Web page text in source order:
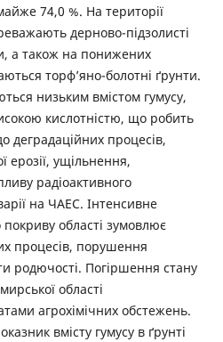
74,0 %. На території
дерново-підзолисті
а також на понижених
торф’яно-болотні ґрунти.
низьким вмістом гумусу,
кислотністю, що робить
деградаційних процесів,
ерозії, ущільнення,
радіоактивного
на ЧАЕС. Інтенсивне
області зумовлює
процесів, порушення
родючості. Погіршення стану
області
агрохімічних обстежень.
вмісту гумусу в ґрунті